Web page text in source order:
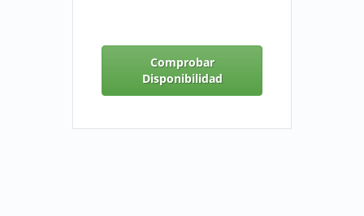
Comprobar
Disponibilidad